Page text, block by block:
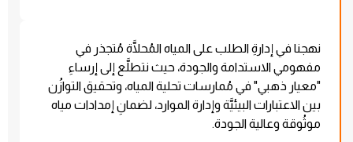
نهجنا في إدارةِ الطلب على المياه المُحلَّاة مُتجذر في
مفهومي الاستدامة والجودة، حيث نتطلَّع إلى إرساءِ
"معيار ذهبي" في مُمارسات تحلية المياه، وتحقيق التوازُن
بين الاعتبارات البيئيَّة وإدارة الموارد، لضمانِ إمدادات مياه
موثُوقة وعالية الجودة.